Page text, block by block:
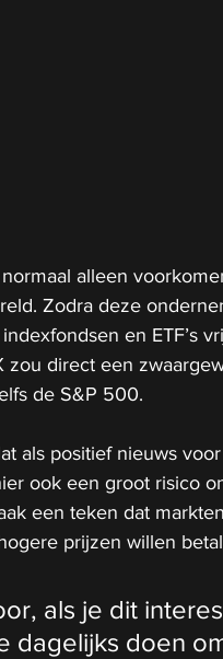
alleen
Zodra deze
en ETF’s
zou direct een
de S&P 500.
als positief nieuws
ook een groot risico
een teken dat
prijzen willen
als je dit
dagelijks doen